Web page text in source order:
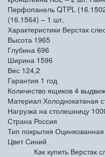
Перфопанель QTPL
(16.1564) – 1 шт.
Характеристики Верстак
Высота 1965
Глубина 696
Ширина 1596
Вес 124,2
Гарантия 1 год
Количество ящиков 4
Материал Холоднокатаная
Нагрузка на столешницу
Страна Россия
Тип покрытия Оцинкованная
Цвет Синий
Как купить Верстак